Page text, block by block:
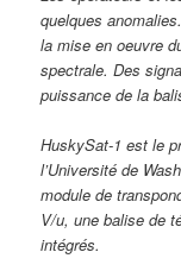
quelques
la mise en oeuvre
spectrale. Des
puissance de la
HuskySat-1 est le
l’Université de
module de
V/u, une balise de
intégrés.